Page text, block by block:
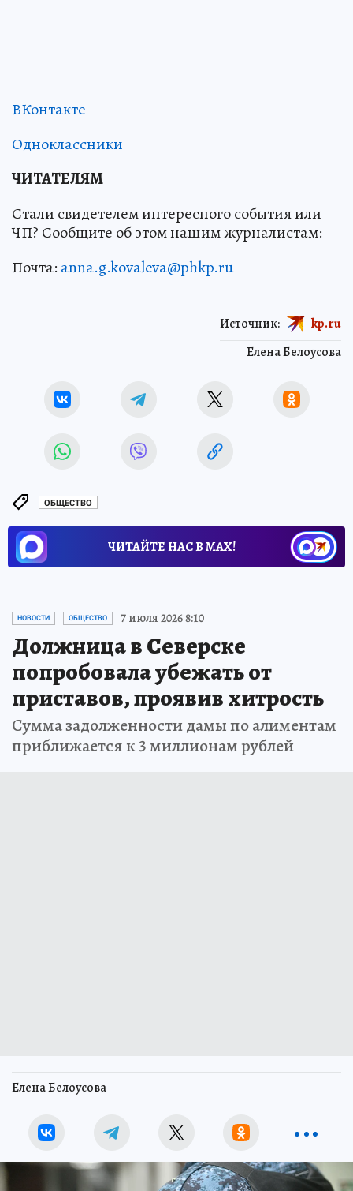
ВКонтакте
Одноклассники
ЧИТАТЕЛЯМ
Стали свидетелем интересного события или
ЧП? Сообщите об этом нашим журналистам:
Почта: anna.g.kovaleva@phkp.ru
Елена Белоусова
Источник: kp.ru
ОБЩЕСТВО
ЧИТАЙТЕ НАС В МАХ!
НОВОСТИ ОБЩЕСТВО 7 июля 2026 8:10
Должница в Северске
попробовала убежать от
приставов, проявив хитрость
Сумма задолженности дамы по алиментам
приближается к 3 миллионам рублей
Елена Белоусова